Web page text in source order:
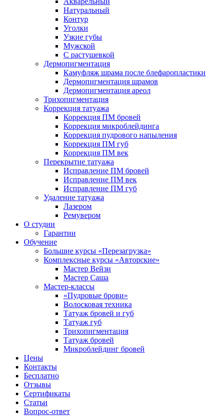
Натуральный
Контур
Уголки
Узкие губы
Мужской
С растушевкой
Дермопигментация
Камуфляж шрама после блефаропластики
Дермопигментация шрамов
Дермопигментация ареол
Трихопигментация
Коррекция татуажа
Коррекция ПМ бровей
Коррекция микроблейдинга
Коррекция пудрового напыления
Коррекция ПМ губ
Коррекция ПМ век
Перекрытие татуажа
Исправление ПМ бровей
Исправление ПМ век
Исправление ПМ губ
Удаление татуажа
Лазером
Ремувером
О студии
Гарантии
Обучение
Большие курсы «Перезагрузка»
Комплексные курсы «Авторские»
Мастер Вейзи
Мастер Саша
Мастер-классы
«Пудровые брови»
Волосковая техника
Татуаж бровей и губ
Татуаж губ
Трихопигментация
Татуаж бровей
Микроблейдинг бровей
Цены
Контакты
Бесплатно
Отзывы
Сертификаты
Статьи
Вопрос-ответ